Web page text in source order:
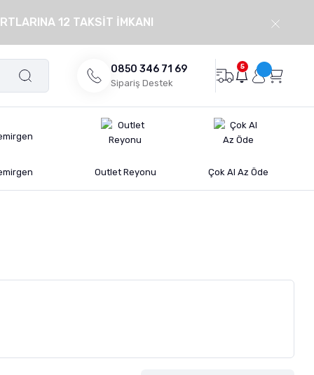
12 TAKSİT İMKANI
0850 346 71 69
Sipariş Destek
5
Outlet Reyonu Çok Al Az Öde